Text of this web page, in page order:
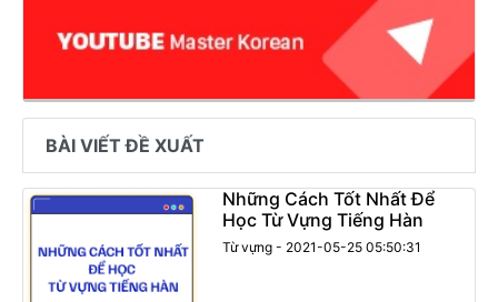
BÀI VIẾT ĐỀ XUẤT
Những Cách Tốt Nhất Để
Học Từ Vựng Tiếng Hàn
Từ vựng - 2021-05-25 05:50:31